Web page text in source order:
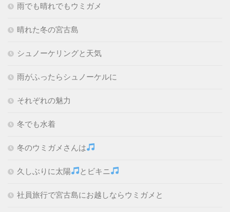
雨でも晴れでもウミガメ
晴れた冬の宮古島
シュノーケリングと天気
雨がふったらシュノーケルに
それぞれの魅力
冬でも水着
冬のウミガメさんは
久しぶりに太陽 とビキニ
社員旅行で宮古島にお越しならウミガメと